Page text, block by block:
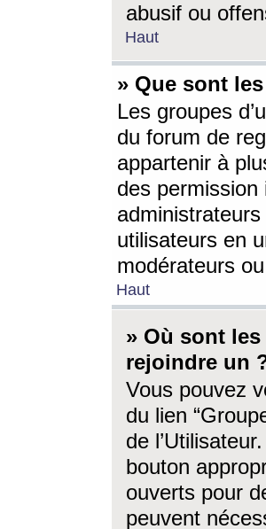
abusif ou
Haut
» Que sont
Les groupes
du forum de
appartenir à
des
utilisateurs en
modérateurs
Haut
» Où sont
rejoindre un
Vous pouvez
du lien
de
bouton
ouverts pour
peuvent